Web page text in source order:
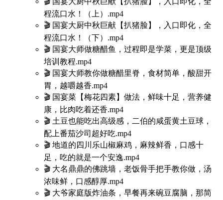
程流口水！（上）.mp4
🎬 国宴大厨中秋巨献【扒猪脸】，入口即化，全
程流口水！（下）.mp4
🎬 国宴大师做糖醋鱼，过程即是学菜，更是顶级
培训教程.mp4
🎬 国宴大师教你做糖醋里脊，食材简单，酸甜开
胃，越嚼越香.mp4
🎬 国宴菜【梅花四素】做法，鲜味十足，营养健
康，比肉吃着还香.mp4
🎬 土豆也能吃出高级感，二伯的咸蛋黄土豆球，
配上番茄沙司超好吃.mp4
🎬 地道的四川乐山椒麻鸡，麻辣鲜香，口感十
足，吃的就是一个安逸.mp4
🎬 大名鼎鼎的佛跳墙，老饭骨手把手教你做，汤
浓味鲜，口感醇厚.mp4
🎬 大爷家庭版炸油条，早餐再来碗豆腐脑，那简